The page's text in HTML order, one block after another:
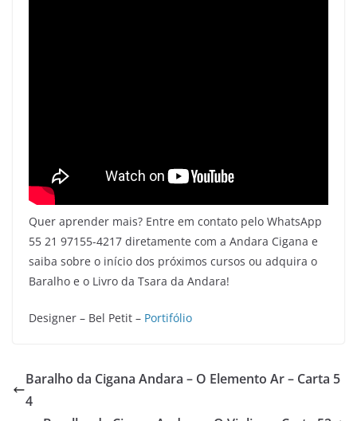
Quer aprender mais? Entre em contato pelo WhatsApp
55 21 97155-4217 diretamente com a Andara Cigana e
saiba sobre o início dos próximos cursos ou adquira o
Baralho e o Livro da Tsara da Andara!
Designer – Bel Petit – Portifólio
Baralho da Cigana Andara – O Elemento Ar – Carta 5
4